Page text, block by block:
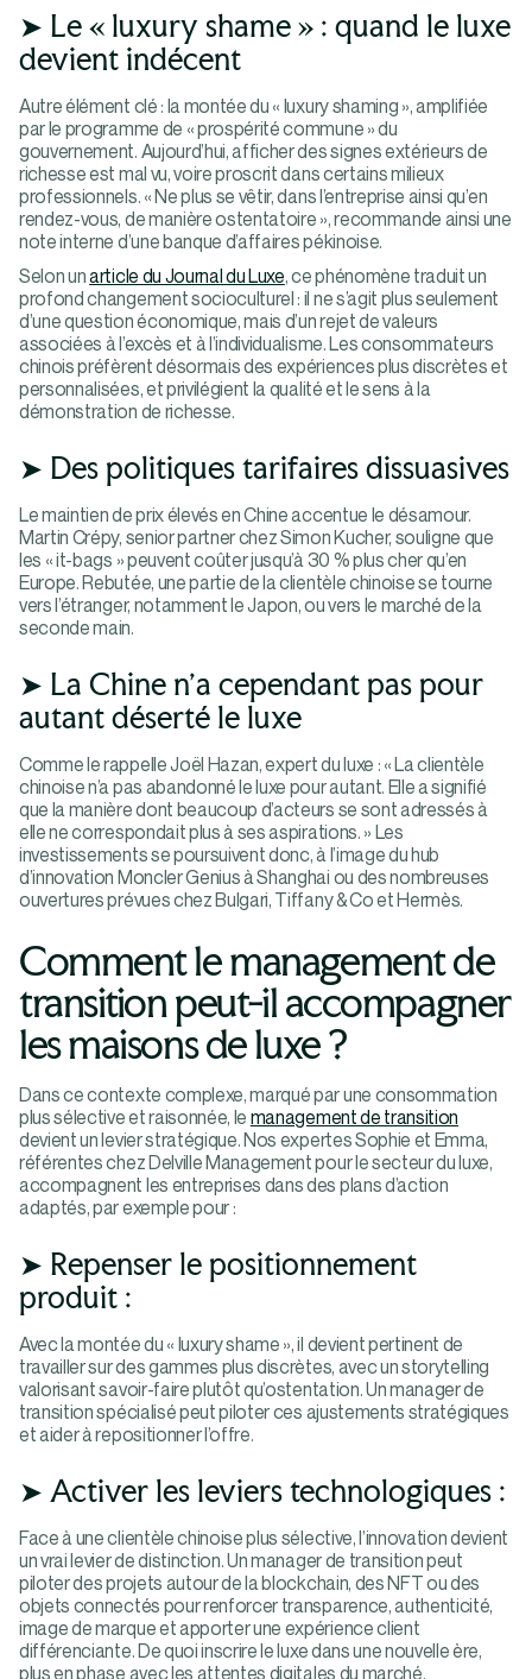
➤ Le « luxury shame » : quand le luxe
devient indécent
Autre élément clé : la montée du « luxury shaming », amplifiée
par le programme de « prospérité commune » du
gouvernement. Aujourd’hui, afficher des signes extérieurs de
richesse est mal vu, voire proscrit dans certains milieux
professionnels. « Ne plus se vêtir, dans l’entreprise ainsi qu’en
rendez-vous, de manière ostentatoire », recommande ainsi une
note interne d’une banque d’affaires pékinoise​.
Selon unarticle du Journal du Luxe, ce phénomène traduit un
profond changement socioculturel : il ne s’agit plus seulement
d’une question économique, mais d’un rejet de valeurs
associées à l’excès et à l’individualisme. Les consommateurs
chinois préfèrent désormais des expériences plus discrètes et
personnalisées, et privilégient la qualité et le sens à la
démonstration de richesse​.
➤ Des politiques tarifaires dissuasives
Le maintien de prix élevés en Chine accentue le désamour.
Martin Crépy, senior partner chez Simon Kucher, souligne que
les « it-bags » peuvent coûter jusqu’à 30 % plus cher qu’en
Europe. Rebutée, une partie de la clientèle chinoise se tourne
vers l’étranger, notamment le Japon, ou vers le marché de la
seconde main​.
➤ La Chine n’a cependant pas pour
autant déserté le luxe
Comme le rappelle Joël Hazan, expert du luxe : « La clientèle
chinoise n’a pas abandonné le luxe pour autant. Elle a signifié
que la manière dont beaucoup d’acteurs se sont adressés à
elle ne correspondait plus à ses aspirations. » Les
investissements se poursuivent donc, à l’image du hub
d’innovation Moncler Genius à Shanghai ou des nombreuses
ouvertures prévues chez Bulgari, Tiffany & Co et Hermès​.
Comment le management de
transition peut-il accompagner
les maisons de luxe ?
Dans ce contexte complexe, marqué par une consommation
plus sélective et raisonnée, le management de transition
devient un levier stratégique. Nos expertes Sophie et Emma,
référentes chez Delville Management pour le secteur du luxe,
accompagnent les entreprises dans des plans d’action
adaptés, par exemple pour :
➤ Repenser le positionnement
produit :
Avec la montée du « luxury shame », il devient pertinent de
travailler sur des gammes plus discrètes, avec un storytelling
valorisant savoir-faire plutôt qu’ostentation. Un manager de
transition spécialisé peut piloter ces ajustements stratégiques
et aider à repositionner l’offre.
➤ Activer les leviers technologiques :
Face à une clientèle chinoise plus sélective, l’innovation devient
un vrai levier de distinction. Un manager de transition peut
piloter des projets autour de la blockchain, des NFT ou des
objets connectés pour renforcer transparence, authenticité,
image de marque et apporter une expérience client
différenciante. De quoi inscrire le luxe dans une nouvelle ère,
plus en phase avec les attentes digitales du marché.